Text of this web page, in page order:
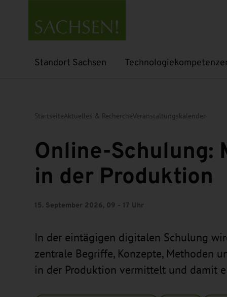
Standort Sachsen
Untermenü öffnen Untermenü öffnen
StartseiteAktuelles & RechercheVeranstaltungskalender
Online-Schulung:
in der Produktion
15. September 2026, 09 - 17 Uhr
In der eintägigen digitalen Schulung
zentrale Begriffe, Konzepte, Methoden
in der Produktion vermittelt und damit